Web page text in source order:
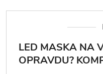
LED MASKA NA
OPRAVDU?